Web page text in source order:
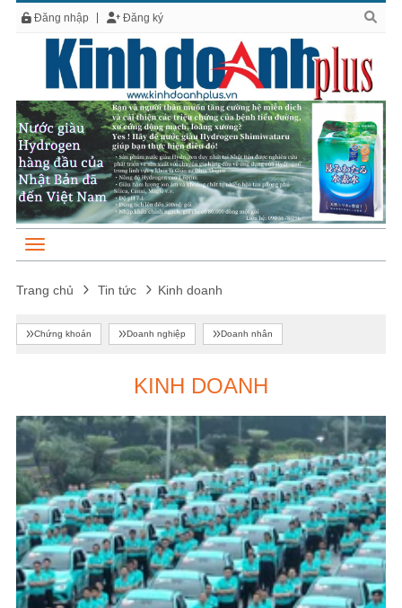
Đăng nhập Đăng ký
Trang chủ Tin tức Kinh doanh
Chứng khoán Doanh nghiệp Doanh nhân
KINH DOANH